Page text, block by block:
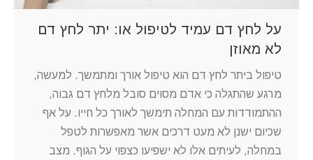
על לחץ דם עמיד לטיפול או: יתר לחץ דם
לא מאוזן
טיפול ביתר לחץ דם הוא טיפול אורך ומתמשך. למעשה,
מרגע שהתגלה כי אדם מסוים סובל מלחץ דם גבוה,
ההתמודדות עם המחלה תימשך לאורך כל חייו. על אף
שכיום ישנן לא מעט דרכים אשר מאפשרות לטפל
במחלה, לעיתים אלו לא ישפיעו כצפוי על הגוף. מצב